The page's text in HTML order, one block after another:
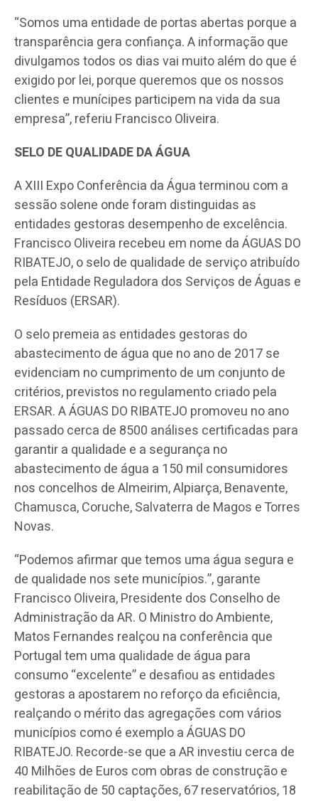
“Somos uma entidade de portas abertas porque a
transparência gera confiança. A informação que
divulgamos todos os dias vai muito além do que é
exigido por lei, porque queremos que os nossos
clientes e munícipes participem na vida da sua
empresa”, referiu Francisco Oliveira.
SELO DE QUALIDADE DA ÁGUA
A XIII Expo Conferência da Água terminou com a
sessão solene onde foram distinguidas as
entidades gestoras desempenho de excelência.
Francisco Oliveira recebeu em nome da ÁGUAS DO
RIBATEJO, o selo de qualidade de serviço atribuído
pela Entidade Reguladora dos Serviços de Águas e
Resíduos (ERSAR).
O selo premeia as entidades gestoras do
abastecimento de água que no ano de 2017 se
evidenciam no cumprimento de um conjunto de
critérios, previstos no regulamento criado pela
ERSAR. A ÁGUAS DO RIBATEJO promoveu no ano
passado cerca de 8500 análises certificadas para
garantir a qualidade e a segurança no
abastecimento de água a 150 mil consumidores
nos concelhos de Almeirim, Alpiarça, Benavente,
Chamusca, Coruche, Salvaterra de Magos e Torres
Novas.
“Podemos afirmar que temos uma água segura e
de qualidade nos sete municípios.”, garante
Francisco Oliveira, Presidente dos Conselho de
Administração da AR. O Ministro do Ambiente,
Matos Fernandes realçou na conferência que
Portugal tem uma qualidade de água para
consumo “excelente” e desafiou as entidades
gestoras a apostarem no reforço da eficiência,
realçando o mérito das agregações com vários
municípios como é exemplo a ÁGUAS DO
RIBATEJO. Recorde-se que a AR investiu cerca de
40 Milhões de Euros com obras de construção e
reabilitação de 50 captações, 67 reservatórios, 18